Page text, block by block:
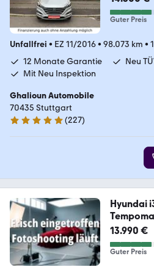
Guter Preis
Unfallfrei • EZ 11/2016• 98.073 km •
12 Monate Garantie
Neu
Mit Neu Inspektion
Ghalioun Automobile
70435 Stuttgart
5 Sterne
(227)
Hyundai
13.990 €
Guter Preis